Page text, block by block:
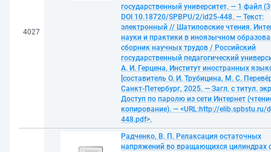
4027
государственный университет. — 1 файл
DOI 10.18720/SPBPU/2/id25-448. — Текст:
электронный // Шатиловские чтения.
науки и практики в иноязычном
сборник научных трудов / Российский
государственный педагогический
А. И. Герцена, Институт иностранных
[составитель О. И. Трубицина, М. С.
Санкт-Петербург, 2025. — Загл. с титул.
Доступ по паролю из сети Интернет
копирование). — <URL:http://elib.spbstu.ru/
448.pdf>.
Радченко, В. П. Релаксация остаточных
напряжений во вращающихся цилиндрах